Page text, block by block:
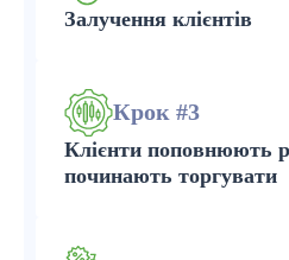
Залучення клієнтів
Крок #3
Клієнти поповнюють
починають торгувати